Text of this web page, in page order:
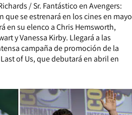
/ Sr. Fantástico en Avengers:
se estrenará en los cines en mayo
en su elenco a Chris Hemsworth,
y Vanessa Kirby. Llegará a las
campaña de promoción de la
of Us, que debutará en abril en